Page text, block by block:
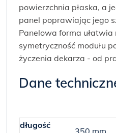
powierzchnia płaska, a
panel poprawiając jego
Panelowa forma ułatwia
symetryczność modułu
życzenia dekarza - od
Dane
długość
350 mm